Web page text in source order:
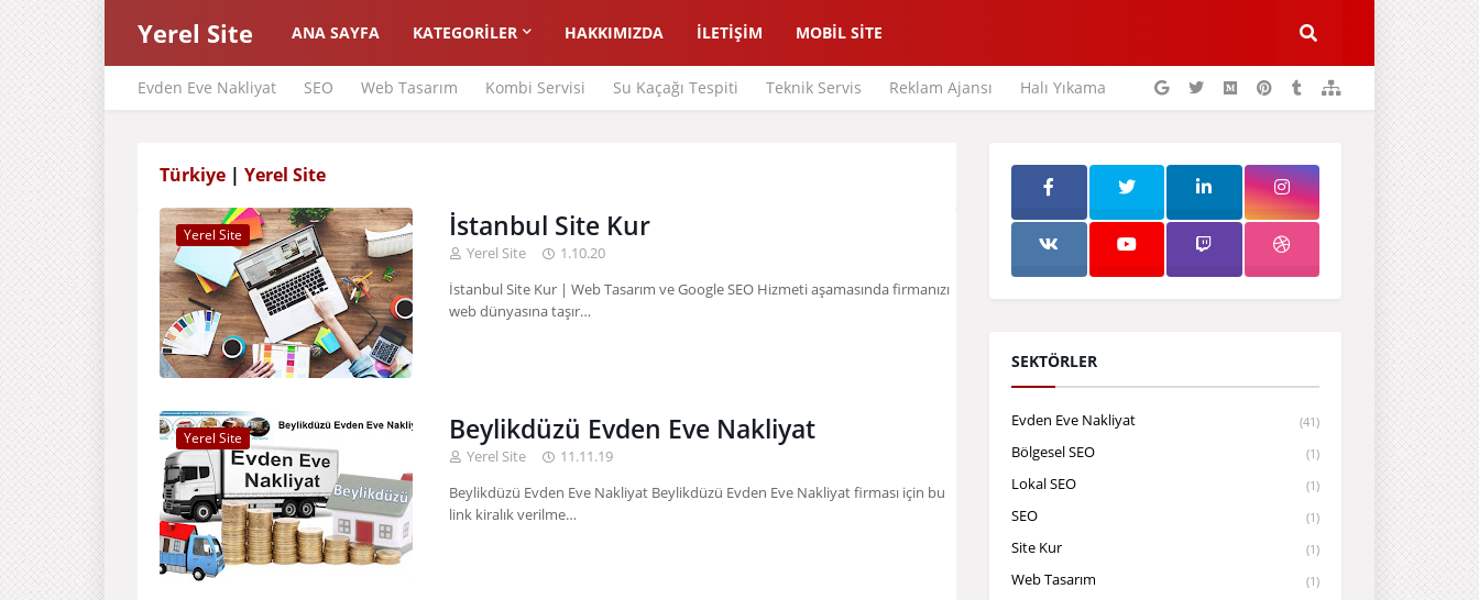
Yerel Site ANA SAYFA KATEGORİLER HAKKIMIZDA İLETİŞİM MOBİL SİTE
Evden Eve Nakliyat SEO Web Tasarım Kombi Servisi Su Kaçağı Tespiti Teknik Servis Reklam Ajansı Halı Yıkama
Türkiye | Yerel Site
Yerel Site İstanbul Site Kur
Yerel Site
1.10.20
İstanbul Site Kur | Web Tasarım ve Google SEO Hizmeti aşamasında firmanızı
web dünyasına taşır…
Yerel Site Beylikdüzü Evden Eve Nakliyat
Yerel Site
11.11.19
Beylikdüzü Evden Eve Nakliyat Beylikdüzü Evden Eve Nakliyat firması için bu
link kiralık verilme…
SEKTÖRLER
Evden Eve Nakliyat (41)
Bölgesel SEO (1)
Lokal SEO (1)
SEO (1)
Site Kur (1)
Web Tasarım (1)